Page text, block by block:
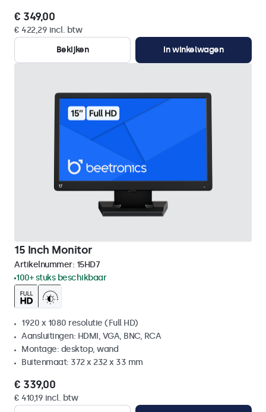
€ 349,00
€ 422,29 incl. btw
Bekijken
In winkelwagen
15 Inch Monitor
Artikelnummer: 15HD7
100+ stuks beschikbaar
1920 x 1080 resolutie (Full HD)
Aansluitingen: HDMI, VGA, BNC, RCA
Montage: desktop, wand
Buitenmaat: 372 x 232 x 33 mm
€ 339,00
€ 410,19 incl. btw